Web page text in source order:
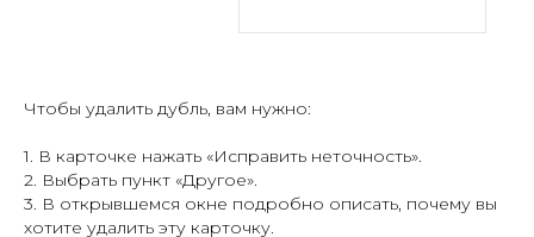
Чтобы удалить дубль, вам нужно:
1. В карточке нажать «Исправить неточность».
2. Выбрать пункт «Другое».
3. В открывшемся окне подробно описать, почему вы
хотите удалить эту карточку.